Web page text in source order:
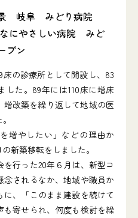
景 岐阜 みどり病院
にやさしい病院 みど
プン
の診療所として開設し、83
した。89年には110床に増床
増改築を繰り返して地域の医
増やしたい」などの理由か
新築移転をしました。
行った20年６月は、新型コ
念されるなか、地域や職員か
、「このまま建設を続けて
寄せられ、何度も検討を繰